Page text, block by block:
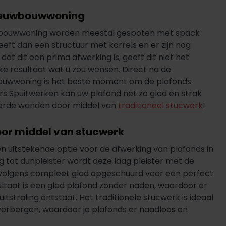
worden meestal gespoten met spack
dan een structuur met korrels en er zijn nog
dit een prima afwerking is, geeft dit niet het
resultaat wat u zou wensen. Direct na de
is het beste moment om de plafonds
Spuitwerken kan uw plafond net zo glad en strak
wanden door middel van traditioneel stucwerk!
middel van stucwerk
uitstekende optie voor de afwerking van plafonds in
tot dunpleister wordt deze laag pleister met de
compleet glad opgeschuurd voor een perfect
is een glad plafond zonder naden, waardoor er
ontstaat. Het traditionele stucwerk is ideaal
waardoor je plafonds er naadloos en